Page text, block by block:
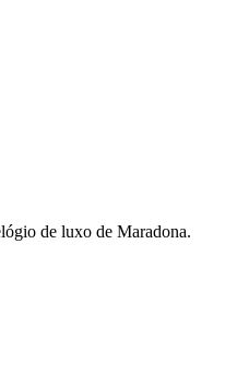
de luxo de Maradona.